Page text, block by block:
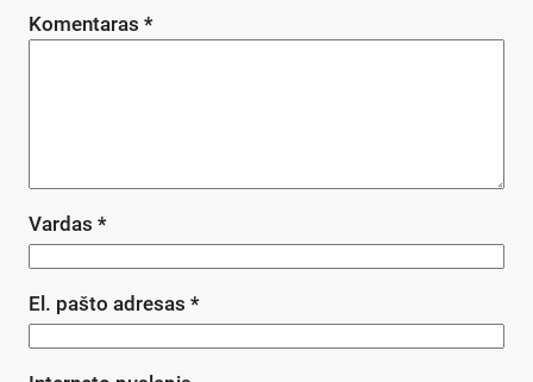
Komentaras *
Vardas *
El. pašto adresas *